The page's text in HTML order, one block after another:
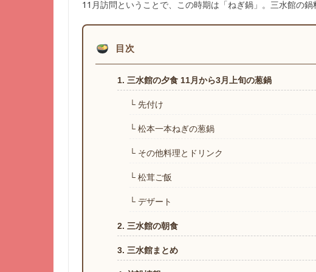
11月訪問ということで、この時期は「ねぎ鍋」。三水館の鍋
目次
1. 三水館の夕食 11月から3月上旬の葱鍋
└ 先付け
└ 松本一本ねぎの葱鍋
└ その他料理とドリンク
└ 松茸ご飯
└ デザート
2. 三水館の朝食
3. 三水館まとめ